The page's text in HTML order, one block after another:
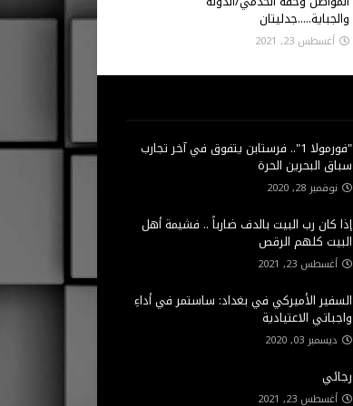
والجباية.....جدليتان
أغسطس 23, 2021
"فورمولا 1".. فرستابن يتفوق في آخر تجارب
سباق البحرين الحرة
نوفمبر 28, 2020
إذا كان رب البيت بالدف ضارباً .. فشيمة أهل
البيت كلهم الرقص
أغسطس 23, 2021
السفير الأميركي في بغداد: ساستمر في أداءِ
واجباتي الاعتيادية
ديسمبر 03, 2020
رجائي
أغسطس 23, 2021